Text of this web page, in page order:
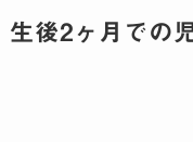
生後2ヶ月での